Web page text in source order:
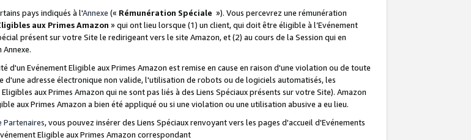
pays indiqués à l'Annexe (« Rémunération Spéciale »). Vous percevrez une rémunération
aux Primes Amazon » qui ont lieu lorsque (1) un client, qui doit être éligible à l’Evénement
présent sur votre Site le redirigeant vers le site Amazon, et (2) au cours de la Session qui en
d'un Evénement Eligible aux Primes Amazon est remise en cause en raison d'une violation ou de toute
adresse électronique non valide, l'utilisation de robots ou de logiciels automatisés, les
aux Primes Amazon qui ne sont pas liés à des Liens Spéciaux présents sur votre Site). Amazon
aux Primes Amazon a bien été appliqué ou si une violation ou une utilisation abusive a eu lieu.
Partenaires, vous pouvez insérer des Liens Spéciaux renvoyant vers les pages d'accueil d'Evénements
Eligible aux Primes Amazon correspondant